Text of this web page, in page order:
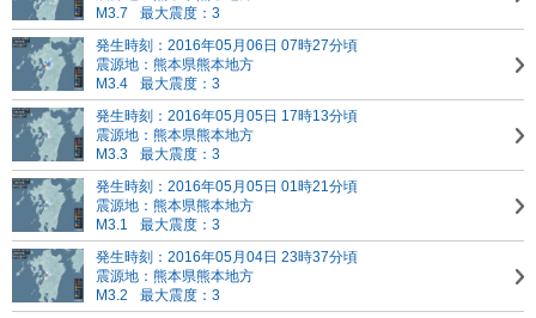
M3.7
最大震度：3
発生時刻：2016年05月06日 07時27分頃
震源地：熊本県熊本地方
M3.4
最大震度：3
発生時刻：2016年05月05日 17時13分頃
震源地：熊本県熊本地方
M3.3
最大震度：3
発生時刻：2016年05月05日 01時21分頃
震源地：熊本県熊本地方
M3.1
最大震度：3
発生時刻：2016年05月04日 23時37分頃
震源地：熊本県熊本地方
M3.2
最大震度：3